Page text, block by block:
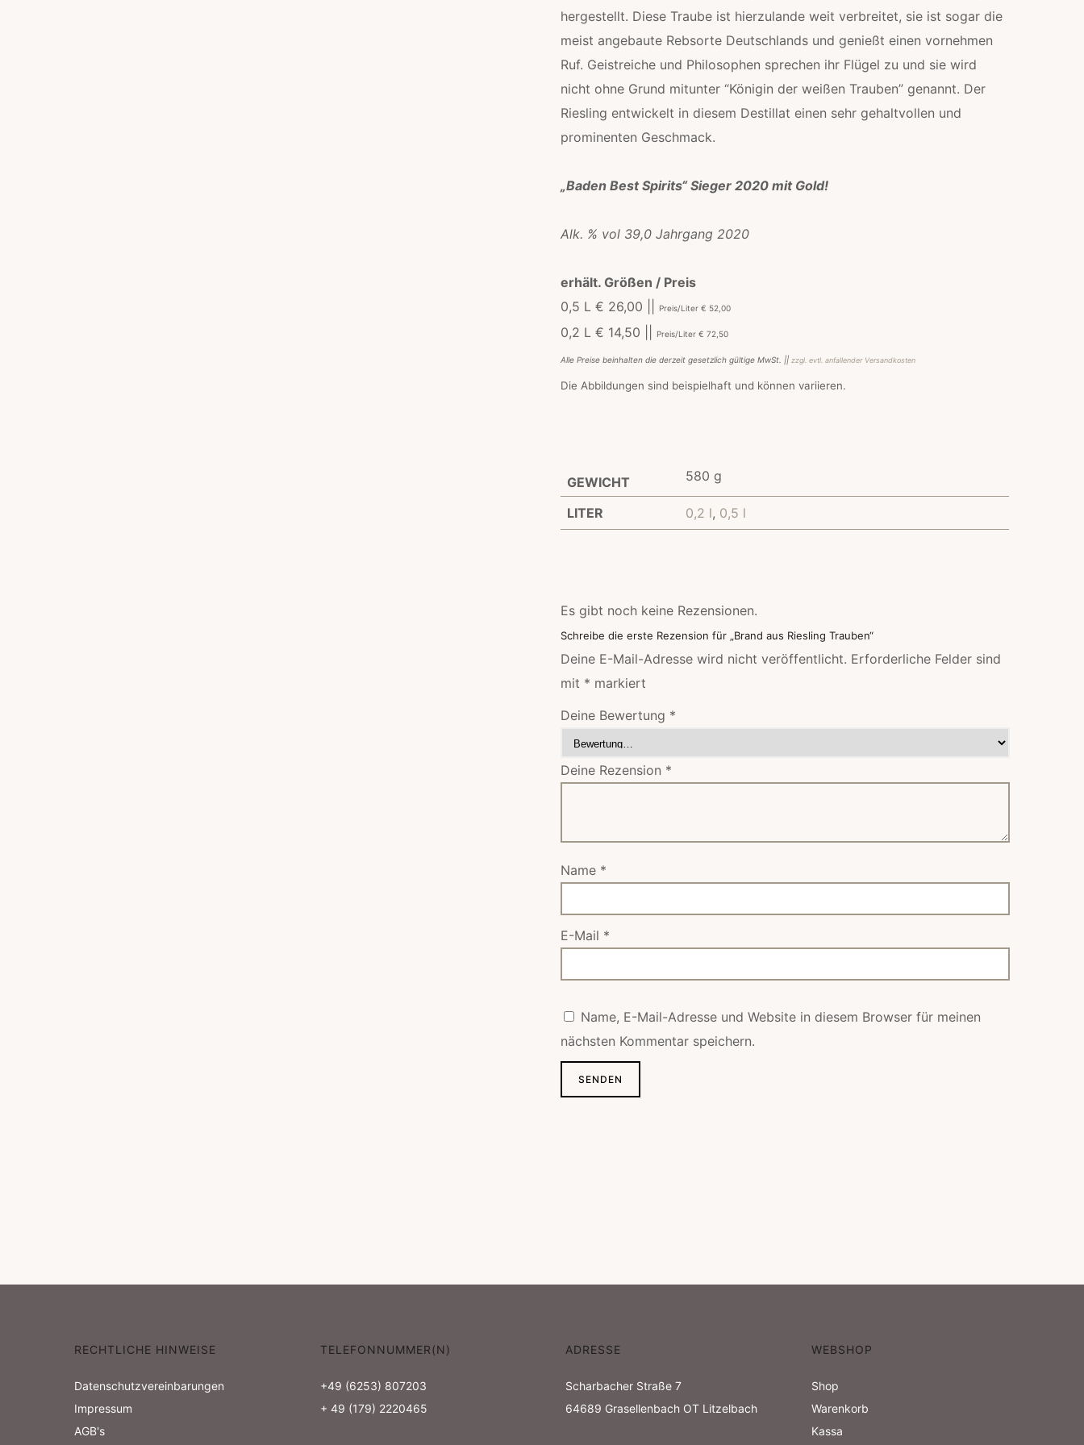
€
b
i
s
2
0
€
hergestellt. Diese Traube ist hierzulande weit verbreitet, sie ist sogar die
meist angebaute Rebsorte Deutschlands und genießt einen vornehmen
Ruf. Geistreiche und Philosophen sprechen ihr Flügel zu und sie wird
nicht ohne Grund mitunter “Königin der weißen Trauben” genannt. Der
Riesling entwickelt in diesem Destillat einen sehr gehaltvollen und
prominenten Geschmack.
„Baden Best Spirits“ Sieger 2020 mit Gold!
Alk. % vol 39,0 Jahrgang 2020
erhält. Größen / Preis
0,5 L € 26,00 ||
Preis/Liter € 52,00
0,2 L € 14,50 || Preis/Liter € 72,50
Alle Preise beinhalten die derzeit gesetzlich gültige MwSt. || zzgl. evtl. anfallender Versandkosten
Die Abbildungen sind beispielhaft und können variieren.
GEWICHT 580 g
LITER 0,2 l, 0,5 l
Es gibt noch keine Rezensionen.
Schreibe die erste Rezension für „Brand aus Riesling Trauben“
Deine E-Mail-Adresse wird nicht veröffentlicht. Erforderliche Felder sind
mit * markiert
Deine Bewertung *
Deine Rezension *
Name *
E-Mail *
Name, E-Mail-Adresse und Website in diesem Browser für meinen
nächsten Kommentar speichern.
RECHTLICHE HINWEISE
Datenschutzvereinbarungen
Impressum
AGB's
TELEFONNUMMER(N)
+49 (6253) 807203
+ 49 (179) 2220465
ADRESSE
Scharbacher Straße 7
64689 Grasellenbach OT Litzelbach
WEBSHOP
Shop
Warenkorb
Kassa